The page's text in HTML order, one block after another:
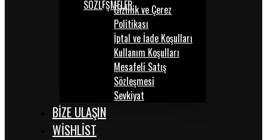
SÖZLEŞMELERGizlilik ve Çerez
Politikası
İptal ve İade Koşulları
Kullanım Koşulları
Mesafeli Satış
Sözleşmesi
Sevkiyat
BİZE ULAŞIN
WISHLIST